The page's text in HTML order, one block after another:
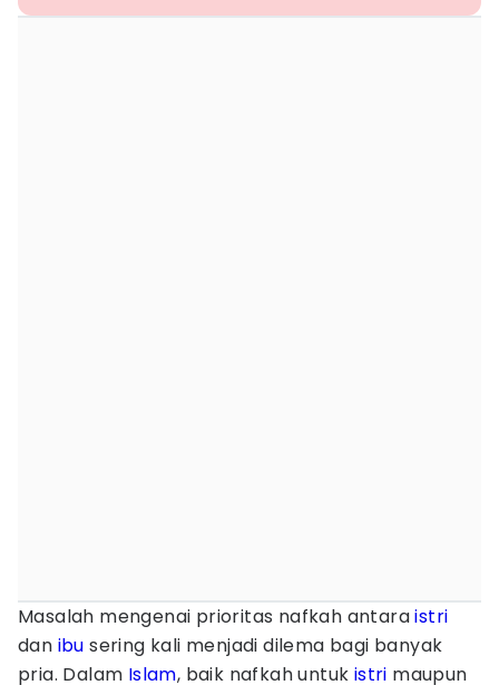
Masalah mengenai prioritas nafkah antaraistri
dan ibu sering kali menjadi dilema bagi banyak
pria. Dalam Islam, baik nafkah untuk istri maupun